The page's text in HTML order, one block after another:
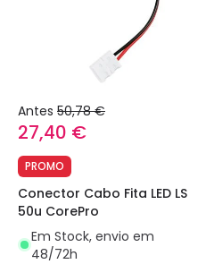
Antes 50,78 €
27,40 €
PROMO
Conector Cabo Fita LED LS
50u CorePro
Em Stock, envio em
48/72h